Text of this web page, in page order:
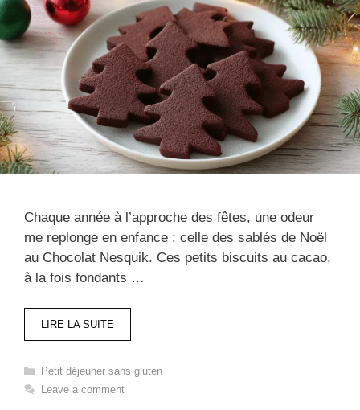
Chaque année à l’approche des fêtes, une odeur
me replonge en enfance : celle des sablés de Noël
au Chocolat Nesquik. Ces petits biscuits au cacao,
à la fois fondants …
LIRE LA SUITE
Categories
Petit déjeuner sans gluten​
Leave a comment